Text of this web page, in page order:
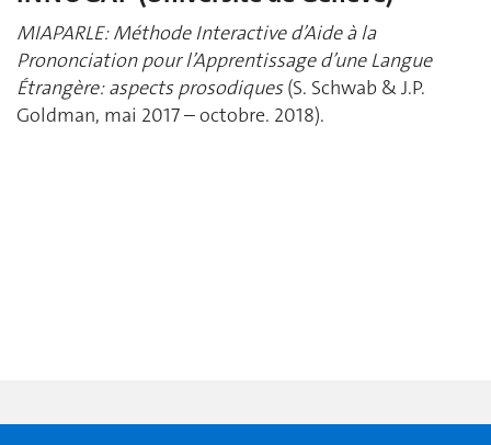
MIAPARLE: Méthode Interactive d’Aide à la
Prononciation pour l’Apprentissage d’une Langue
Étrangère: aspects prosodiques(S. Schwab & J.P.
Goldman, mai 2017 – octobre. 2018).